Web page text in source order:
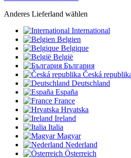
Anderes Lieferland wählen
International
Belgien
Belgique
België
България
Česká
Deutschland
España
France
Hrvatska
Ireland
Italia
Magyar
Nederland
Österreich